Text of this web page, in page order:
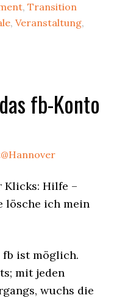
,Transition
,Veranstaltung,
fb-Konto
Klicks: Hilfe –
lösche ich mein
fb ist möglich.
mit jeden
wuchs die